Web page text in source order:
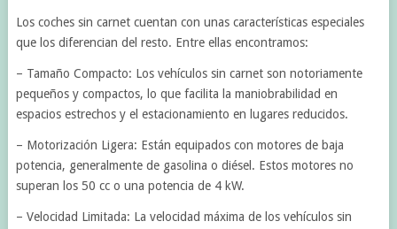
Los coches sin carnet cuentan con unas características especiales
que los diferencian del resto. Entre ellas encontramos:
– Tamaño Compacto: Los vehículos sin carnet son notoriamente
pequeños y compactos, lo que facilita la maniobrabilidad en
espacios estrechos y el estacionamiento en lugares reducidos.
– Motorización Ligera: Están equipados con motores de baja
potencia, generalmente de gasolina o diésel. Estos motores no
superan los 50 cc o una potencia de 4 kW.
– Velocidad Limitada: La velocidad máxima de los vehículos sin